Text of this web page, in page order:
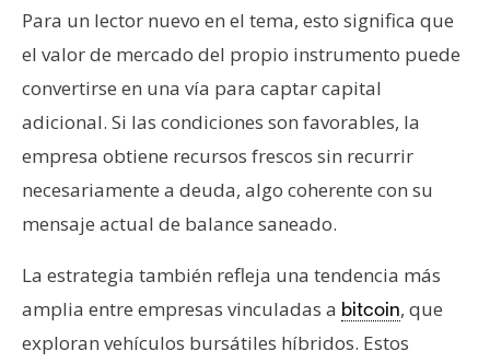
Para un lector nuevo en el tema, esto significa que
el valor de mercado del propio instrumento puede
convertirse en una vía para captar capital
adicional. Si las condiciones son favorables, la
empresa obtiene recursos frescos sin recurrir
necesariamente a deuda, algo coherente con su
mensaje actual de balance saneado.
La estrategia también refleja una tendencia más
amplia entre empresas vinculadas a bitcoin, que
exploran vehículos bursátiles híbridos. Estos